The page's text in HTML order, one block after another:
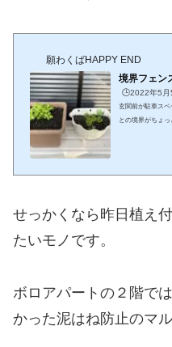
願わくばHAPPY END
境界フェン
🕒️2022年5月
玄関前が駐車スペ
との境界がちょ
せん。だけど、
せっかくなら昨日植え
たいモノです。
ボロアパートの２階で
かった泥はね防止のマ